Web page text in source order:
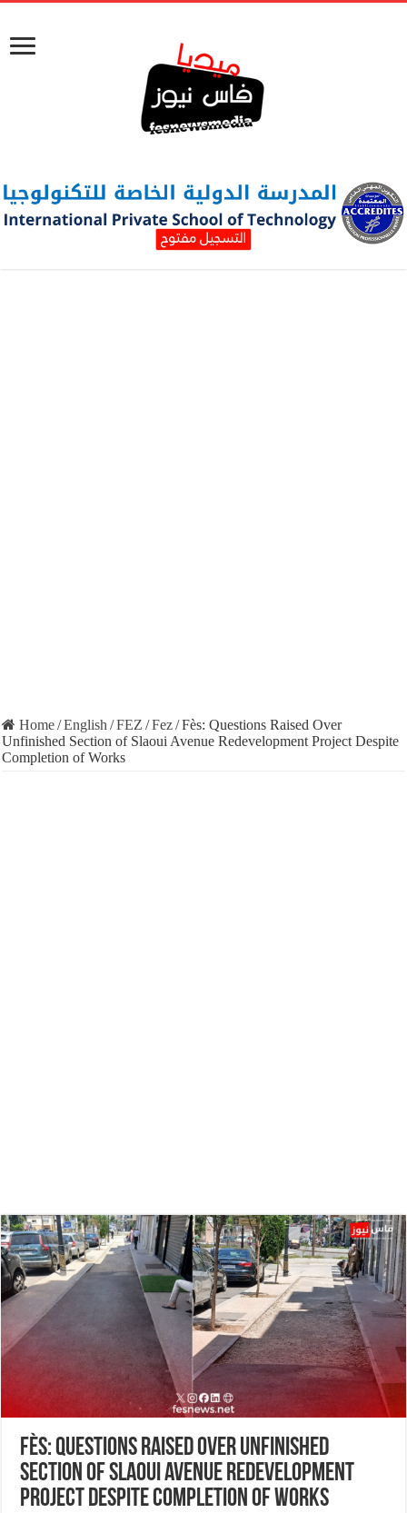
Home/English /FEZ /Fez/Fès: Questions Raised Over
Unfinished Section of Slaoui Avenue Redevelopment Project Despite
Completion of Works
Fès: Questions Raised Over Unfinished
Section of Slaoui Avenue Redevelopment
Project Despite Completion of Works